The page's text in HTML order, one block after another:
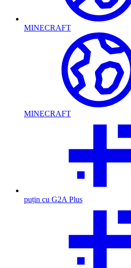
MINECRAFT
MINECRAFT
puțin cu G2A Plus